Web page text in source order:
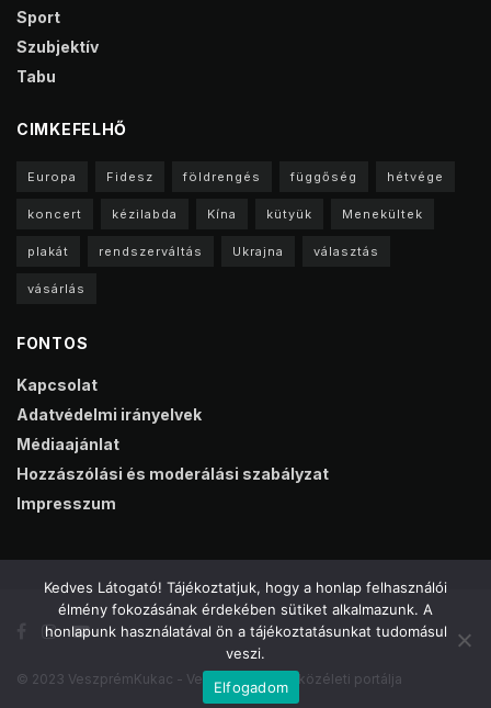
Sport
Szubjektív
Tabu
CIMKEFELHŐ
Europa Fidesz földrengés függőség hétvége
koncert kézilabda Kína kütyük Menekültek
plakát rendszerváltás Ukrajna választás
vásárlás
FONTOS
Kapcsolat
Adatvédelmi irányelvek
Médiaajánlat
Hozzászólási és moderálási szabályzat
Impresszum
© 2023 VeszprémKukac - Veszprém online közéleti portálja
Kedves Látogató! Tájékoztatjuk, hogy a honlap felhasználói
élmény fokozásának érdekében sütiket alkalmazunk. A
honlapunk használatával ön a tájékoztatásunkat tudomásul
veszi.
Elfogadom